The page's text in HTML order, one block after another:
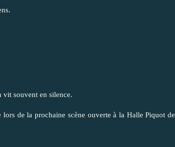
vit souvent en silence.
de la prochaine scène ouverte à la Halle Piquot de